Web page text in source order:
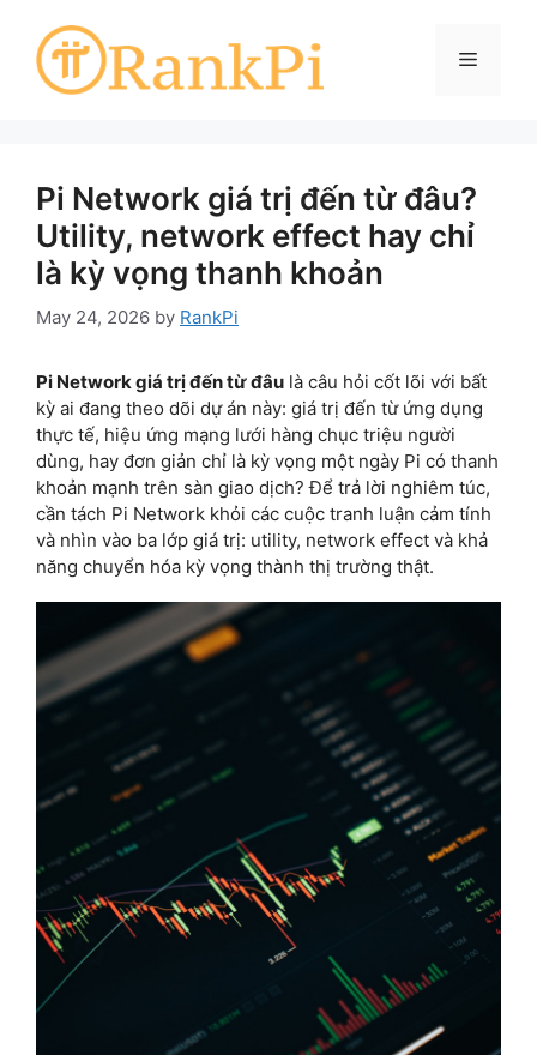
content
Menu
Pi Network giá trị đến từ đâu?
Utility, network effect hay chỉ
là kỳ vọng thanh khoản
May 24, 2026 by RankPi
Pi Network giá trị đến từ đâu là câu hỏi cốt lõi với bất
kỳ ai đang theo dõi dự án này: giá trị đến từ ứng dụng
thực tế, hiệu ứng mạng lưới hàng chục triệu người
dùng, hay đơn giản chỉ là kỳ vọng một ngày Pi có thanh
khoản mạnh trên sàn giao dịch? Để trả lời nghiêm túc,
cần tách Pi Network khỏi các cuộc tranh luận cảm tính
và nhìn vào ba lớp giá trị: utility, network effect và khả
năng chuyển hóa kỳ vọng thành thị trường thật.